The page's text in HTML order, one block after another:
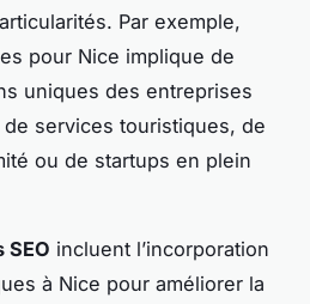
Par exemple,
pour Nice implique de
uniques des entreprises
services touristiques, de
ou de startups en plein
SEO incluent l’incorporation
à Nice pour améliorer la